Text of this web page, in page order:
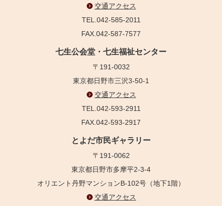
交通アクセス
TEL.042-585-2011
FAX.042-587-7577
七生公会堂・七生福祉センター
〒191-0032
東京都日野市三沢3-50-1
交通アクセス
TEL.042-593-2911
FAX.042-593-2917
とよだ市民ギャラリー
〒191-0062
東京都日野市多摩平2-3-4
オリエント丹野マンションB-102号（地下1階）
交通アクセス